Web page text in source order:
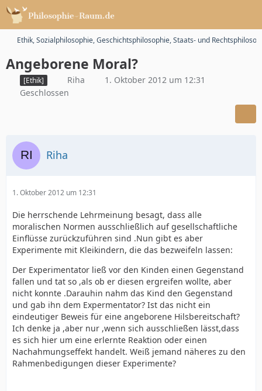
Ethik, Sozialphilosophie, Geschichtsphilosophie, Staats- und
Angeborene Moral?
[Ethik] Riha
1. Oktober 2012 um 12:31
Geschlossen
Riha
1. Oktober 2012 um 12:31
Die herrschende Lehrmeinung besagt, dass alle
moralischen Normen ausschließlich auf gesellschaftliche
Einflüsse zurückzuführen sind .Nun gibt es aber
Experimente mit Kleikindern, die das bezweifeln lassen:
Der Experimentator ließ vor den Kinden einen Gegenstand
fallen und tat so ,als ob er diesen ergreifen wollte, aber
nicht konnte .Darauhin nahm das Kind den Gegenstand
und gab ihn dem Expermentator? Ist das nicht ein
eindeutiger Beweis für eine angeborene Hilsbereitschaft?
Ich denke ja ,aber nur ,wenn sich ausschließen lässt,dass
es sich hier um eine erlernte Reaktion oder einen
Nachahmungseffekt handelt. Weiß jemand näheres zu den
Rahmenbedigungen dieser Experimente?